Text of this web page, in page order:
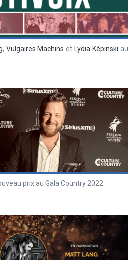
, Vulgaires Machins et Lydia Képinski au
prix au Gala Country 2022